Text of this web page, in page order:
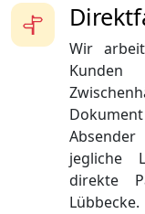
Wir
jegliche
direkte
Lübbecke.